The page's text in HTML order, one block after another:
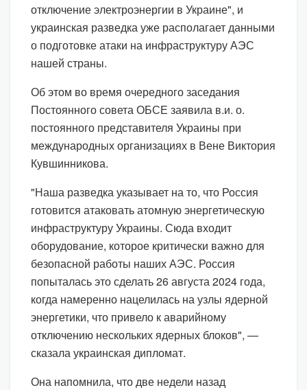
отключение электроэнергии в Украине", и
украинская разведка уже располагает данными
о подготовке атаки на инфраструктуру АЭС
нашей страны.
Об этом во время очередного заседания
Постоянного совета ОБСЕ заявила в.и. о.
постоянного представителя Украины при
международных организациях в Вене Виктория
Кувшинникова.
"Наша разведка указывает на то, что Россия
готовится атаковать атомную энергетическую
инфраструктуру Украины. Сюда входит
оборудование, которое критически важно для
безопасной работы наших АЭС. Россия
попыталась это сделать 26 августа 2024 года,
когда намеренно нацелилась на узлы ядерной
энергетики, что привело к аварийному
отключению нескольких ядерных блоков", —
сказала украинская дипломат.
Она напомнила, что две недели назад